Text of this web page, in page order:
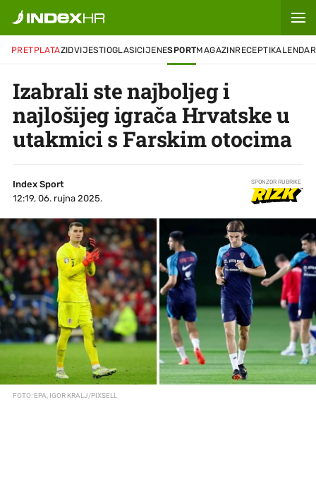
PRETPLATAZIDVIJESTIOGLASICIJENESPORTMAGAZINRECEPTIKALENDAR
Izabrali ste najboljeg i
najlošijeg igrača Hrvatske u
utakmici s Farskim otocima
Index Sport
12:19, 06. rujna 2025.
SPONZOR RUBRIKE
FOTO: EPA, IGOR KRALJ/PIXSELL